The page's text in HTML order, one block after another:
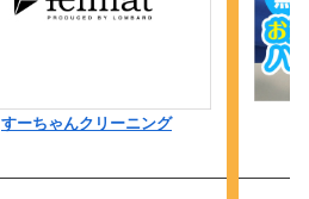
すーちゃんクリーニング